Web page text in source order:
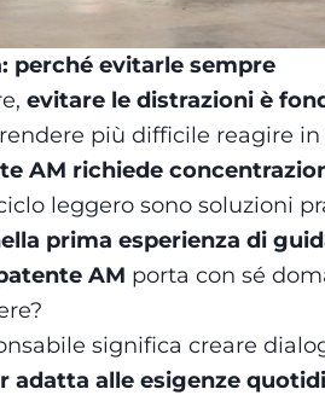
perché evitarle sempre
evitare le distrazioni è
più difficile reagire
AM richiede
leggero sono soluzioni
prima esperienza di
AM porta con sé
significa creare
adatta alle esigenze